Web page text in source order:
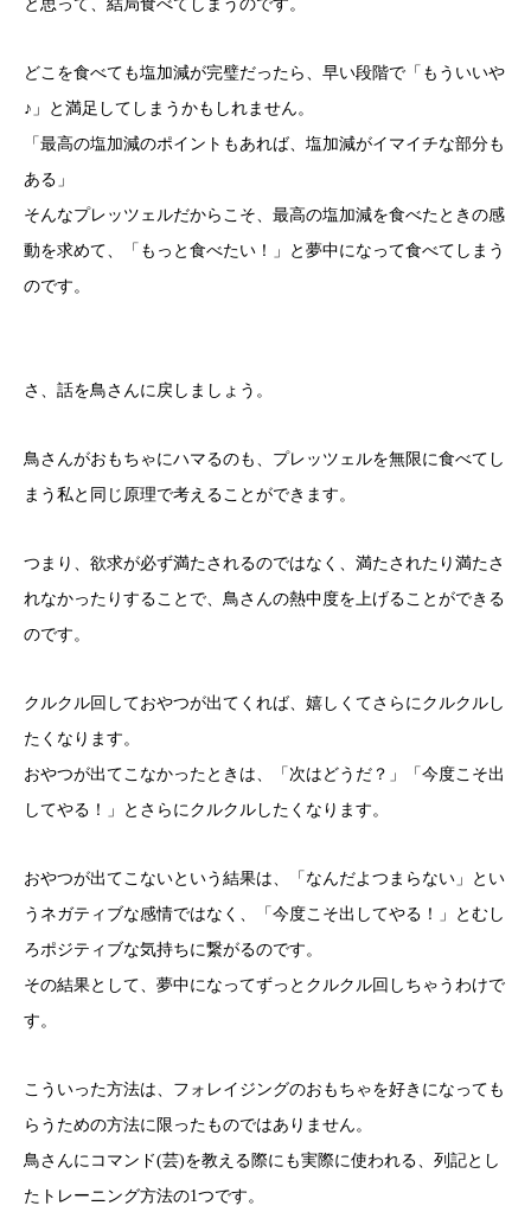
と思って、結局食べてしまうのです。
どこを食べても塩加減が完璧だったら、早い段階で「もういいや
♪」と満足してしまうかもしれません。
「最高の塩加減のポイントもあれば、塩加減がイマイチな部分も
ある」
そんなプレッツェルだからこそ、最高の塩加減を食べたときの感
動を求めて、「もっと食べたい！」と夢中になって食べてしまう
のです。
さ、話を鳥さんに戻しましょう。
鳥さんがおもちゃにハマるのも、プレッツェルを無限に食べてし
まう私と同じ原理で考えることができます。
つまり、欲求が必ず満たされるのではなく、満たされたり満たさ
れなかったりすることで、鳥さんの熱中度を上げることができる
のです。
クルクル回しておやつが出てくれば、嬉しくてさらにクルクルし
たくなります。
おやつが出てこなかったときは、「次はどうだ？」「今度こそ出
してやる！」とさらにクルクルしたくなります。
おやつが出てこないという結果は、「なんだよつまらない」とい
うネガティブな感情ではなく、「今度こそ出してやる！」とむし
ろポジティブな気持ちに繋がるのです。
その結果として、夢中になってずっとクルクル回しちゃうわけで
す。
こういった方法は、フォレイジングのおもちゃを好きになっても
らうための方法に限ったものではありません。
鳥さんにコマンド(芸)を教える際にも実際に使われる、列記とし
たトレーニング方法の1つです。